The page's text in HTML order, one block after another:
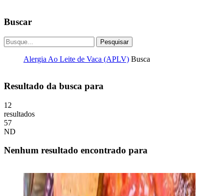
Buscar
Pesquisar
Alergia Ao Leite de Vaca (APLV) Busca
Resultado da busca para
12
resultados
57
ND
Nenhum resultado encontrado para